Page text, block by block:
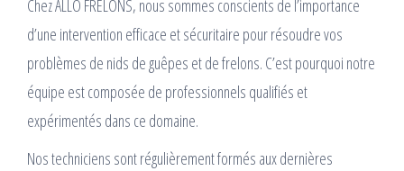
Chez ALLO FRELONS, nous sommes conscients de l’importance
d’une intervention efficace et sécuritaire pour résoudre vos
problèmes de nids de guêpes et de frelons. C’est pourquoi notre
équipe est composée de professionnels qualifiés et
expérimentés dans ce domaine.
Nos techniciens sont régulièrement formés aux dernières